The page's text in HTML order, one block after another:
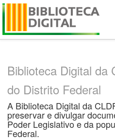
Skip
Biblioteca Digital da
do Distrito Federal
A Biblioteca Digital da
preservar e divulgar
Poder Legislativo e da
Federal.